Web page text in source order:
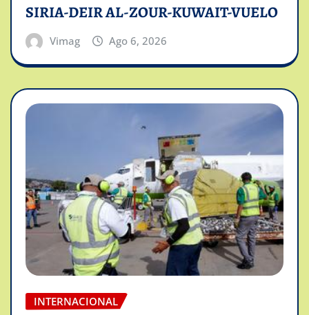
SIRIA-DEIR AL-ZOUR-KUWAIT-VUELO
Vimag Ago 6, 2026
INTERNACIONAL